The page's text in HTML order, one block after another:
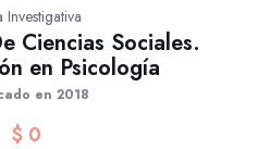
Investigativa
Ciencias Sociales.
en Psicología
en 2018
$0